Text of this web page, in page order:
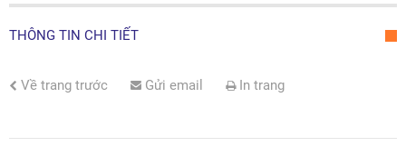
THÔNG TIN CHI TIẾT
Về trang trước Gửi email In trang